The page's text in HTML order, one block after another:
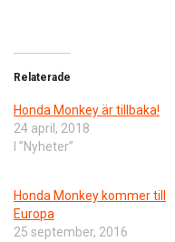
Relaterade
Honda Monkey är tillbaka!
24 april, 2018
I ”Nyheter”
Honda Monkey kommer till
Europa
25 september, 2016